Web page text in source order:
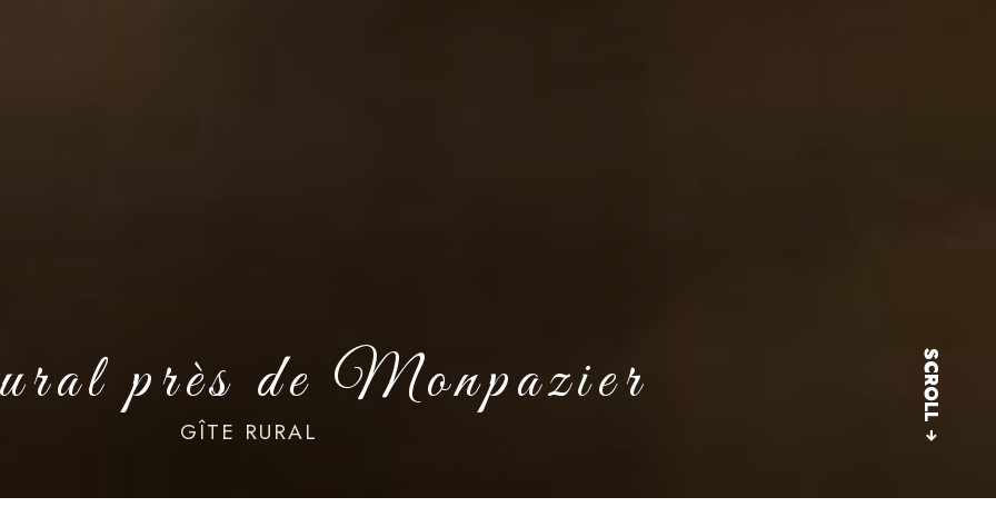
près de Monpazier
GÎTE RURAL
SCROLL